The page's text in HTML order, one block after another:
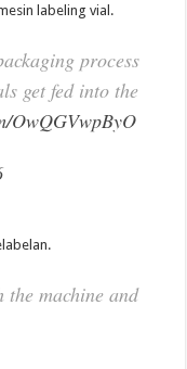
labeling vial.
process
get fed into the
OwQGVwpByO
the machine and